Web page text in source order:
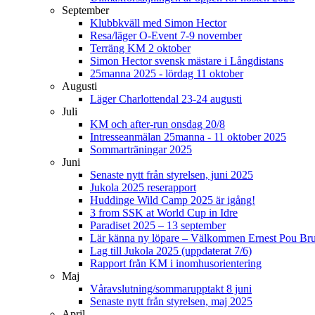
September
Klubbkväll med Simon Hector
Resa/läger O-Event 7-9 november
Terräng KM 2 oktober
Simon Hector svensk mästare i Långdistans
25manna 2025 - lördag 11 oktober
Augusti
Läger Charlottendal 23-24 augusti
Juli
KM och after-run onsdag 20/8
Intresseanmälan 25manna - 11 oktober 2025
Sommarträningar 2025
Juni
Senaste nytt från styrelsen, juni 2025
Jukola 2025 reserapport
Huddinge Wild Camp 2025 är igång!
3 from SSK at World Cup in Idre
Paradiset 2025 – 13 september
Lär känna ny löpare – Välkommen Ernest Pou
Lag till Jukola 2025 (uppdaterat 7/6)
Rapport från KM i inomhusorientering
Maj
Våravslutning/sommarupptakt 8 juni
Senaste nytt från styrelsen, maj 2025